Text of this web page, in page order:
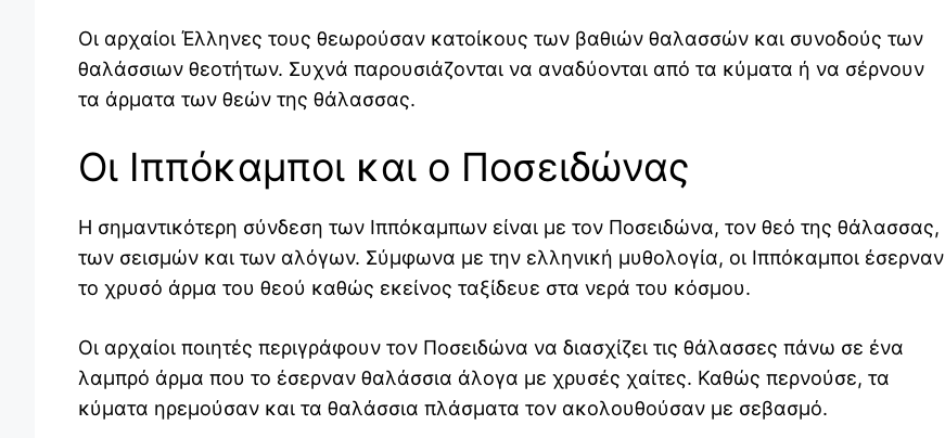
Οι αρχαίοι Έλληνες τους θεωρούσαν κατοίκους των βαθιών θαλασσών και συνοδούς των
θαλάσσιων θεοτήτων. Συχνά παρουσιάζονται να αναδύονται από τα κύματα ή να σέρνουν
τα άρματα των θεών της θάλασσας.
Οι Ιππόκαμποι και ο Ποσειδώνας
Η σημαντικότερη σύνδεση των Ιππόκαμπων είναι με τον Ποσειδώνα, τον θεό της θάλασσας,
των σεισμών και των αλόγων. Σύμφωνα με την ελληνική μυθολογία, οι Ιππόκαμποι έσερναν
το χρυσό άρμα του θεού καθώς εκείνος ταξίδευε στα νερά του κόσμου.
Οι αρχαίοι ποιητές περιγράφουν τον Ποσειδώνα να διασχίζει τις θάλασσες πάνω σε ένα
λαμπρό άρμα που το έσερναν θαλάσσια άλογα με χρυσές χαίτες. Καθώς περνούσε, τα
κύματα ηρεμούσαν και τα θαλάσσια πλάσματα τον ακολουθούσαν με σεβασμό.